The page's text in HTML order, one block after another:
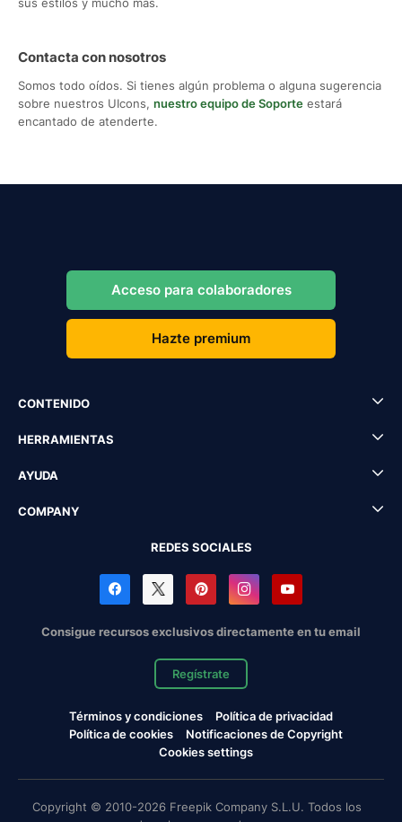
Contacta con nosotros
Somos todo oídos. Si tienes algún problema o alguna sugerencia
sobre nuestros UIcons, nuestro equipo de Soporte estará
encantado de atenderte.
Acceso para colaboradores
Hazte premium
CONTENIDO
HERRAMIENTAS
AYUDA
COMPANY
REDES SOCIALES
Consigue recursos exclusivos directamente en tu email
Regístrate
Términos y condiciones
Política de privacidad
Política de cookies
Notificaciones de Copyright
Cookies settings
Copyright © 2010-2026 Freepik Company S.L.U. Todos los